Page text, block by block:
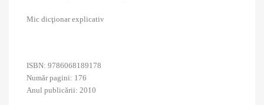
Mic dicţionar explicativ
ISBN: 9786068189178
Număr pagini: 176
Anul publicării: 2010